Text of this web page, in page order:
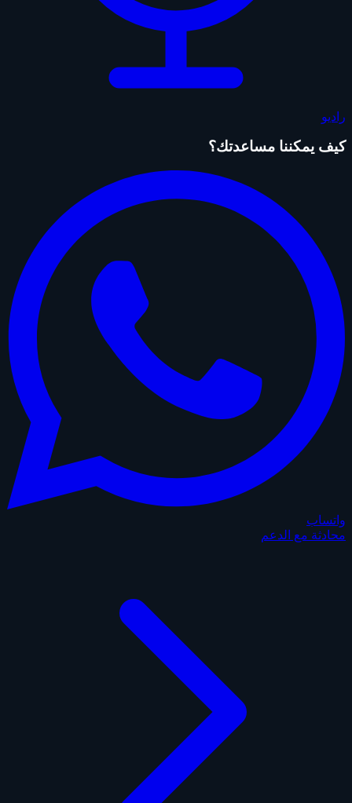
راديو
كيف يمكننا مساعدتك؟
واتساب
محادثة مع الدعم